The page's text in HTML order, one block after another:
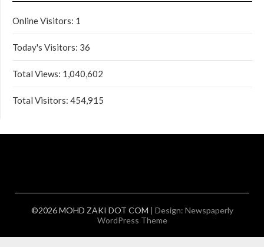
Online Visitors: 1
Today's Visitors: 36
Total Views: 1,040,602
Total Visitors: 454,915
©2026 MOHD ZAKI DOT COM | Design: Newspaperly
WordPress Theme